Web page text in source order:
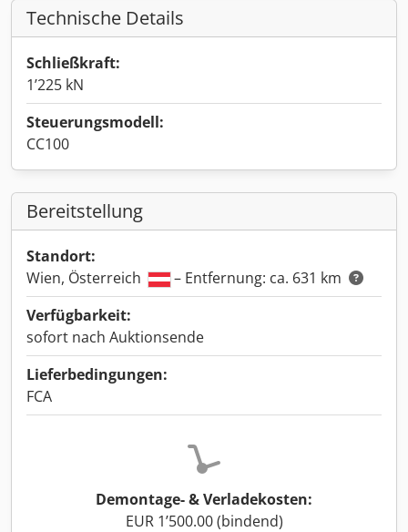
Technische Details
Schließkraft:
1’225 kN
Steuerungsmodell:
CC100
Bereitstellung
Standort:
Wien, Österreich
– Entfernung: ca. 631 km
Verfügbarkeit:
sofort nach Auktionsende
Lieferbedingungen:
FCA
Demontage- & Verladekosten:
EUR 1’500.00 (bindend)